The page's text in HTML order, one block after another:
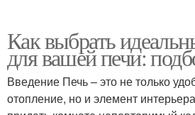
Как выбрать
для вашей печи:
Введение Печь – это не только
отопление, но и элемент